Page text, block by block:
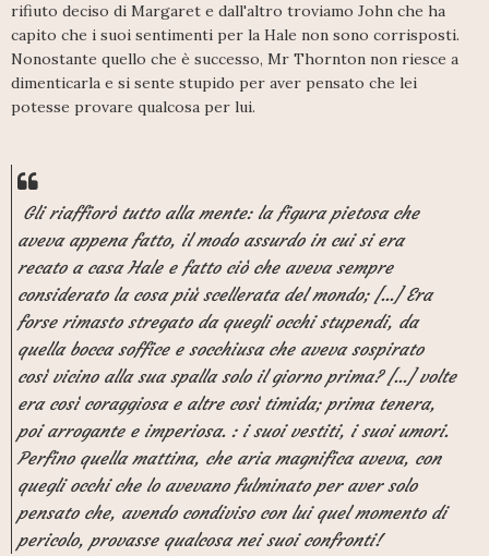
rifiuto deciso di Margaret e dall'altro troviamo John che ha
capito che i suoi sentimenti per la Hale non sono corrisposti.
Nonostante quello che è successo, Mr Thornton non riesce a
dimenticarla e si sente stupido per aver pensato che lei
potesse provare qualcosa per lui.
Gli riaffiorò tutto alla mente: la figura pietosa che
aveva appena fatto, il modo assurdo in cui si era
recato a casa Hale e fatto ciò che aveva sempre
considerato la cosa più scellerata del mondo; [...] Era
forse rimasto stregato da quegli occhi stupendi, da
quella bocca soffice e socchiusa che aveva sospirato
così vicino alla sua spalla solo il giorno prima? [...] volte
era così coraggiosa e altre così timida; prima tenera,
poi arrogante e imperiosa. : i suoi vestiti, i suoi umori.
Perfino quella mattina, che aria magnifica aveva, con
quegli occhi che lo avevano fulminato per aver solo
pensato che, avendo condiviso con lui quel momento di
pericolo, provasse qualcosa nei suoi confronti!